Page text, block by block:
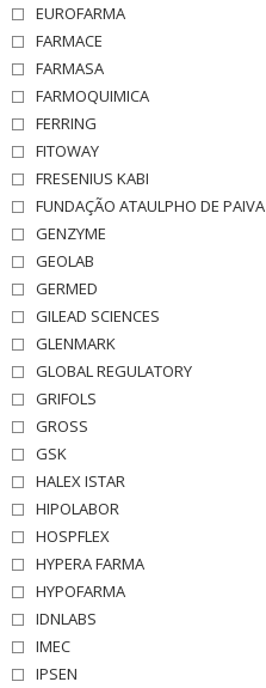
EUROFARMA
FARMACE
FARMASA
FARMOQUIMICA
FERRING
FITOWAY
FRESENIUS KABI
FUNDAÇÃO ATAULPHO DE PAIVA
GENZYME
GEOLAB
GERMED
GILEAD SCIENCES
GLENMARK
GLOBAL REGULATORY
GRIFOLS
GROSS
GSK
HALEX ISTAR
HIPOLABOR
HOSPFLEX
HYPERA FARMA
HYPOFARMA
IDNLABS
IMEC
IPSEN